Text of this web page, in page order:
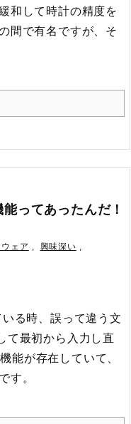
和して時計の精度を
間で有名ですが、そ
ってあったんだ！
ェア , 興味深い ,
る時、誤って違う文
て最初から入力し直
能が存在していて、
す。